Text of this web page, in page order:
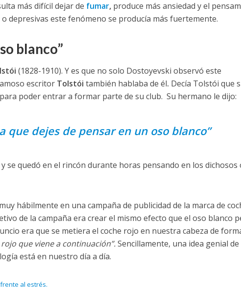
más difícil dejar de fumar, produce más ansiedad y el
depresivas este fenómeno se producía más fuertemente.
blanco”
(1828-1910). Y es que no solo Dostoyevski observó este
escritor Tolstói también hablaba de él. Decía Tolstói que
poder entrar a formar parte de su club. Su hermano le dijo:
que dejes de pensar en un oso blanco”
se quedó en el rincón durante horas pensando en los dichosos
hábilmente en una campaña de publicidad de la marca de
de la campaña era crear el mismo efecto que el oso blanco
era que se metiera el coche rojo en nuestra cabeza de
que viene a continuación”.Sencillamente, una idea genial de
está en nuestro día a día.
al estrés.